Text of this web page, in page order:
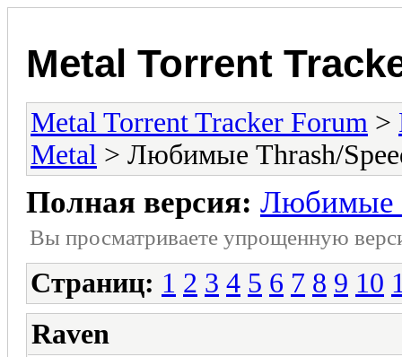
Metal Torrent
Metal Torrent Tracker Forum >
Metal > Любимые Thrash/
Полная версия: Любимые
Вы просматриваете yпpощеннyю
Страниц: 1 2 3 4 5 6 7 8 9 10
Raven